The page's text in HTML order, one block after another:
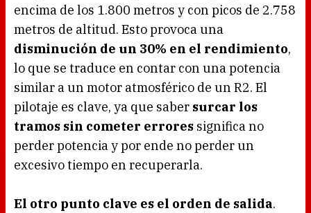
encima de los 1.800 metros y con picos de 2.758
metros de altitud. Esto provoca una
disminución de un 30% en el rendimiento,
lo que se traduce en contar con una potencia
similar a un motor atmosférico de un R2. El
pilotaje es clave, ya que saber surcar los
tramos sin cometer errores significa no
perder potencia y por ende no perder un
excesivo tiempo en recuperarla.
El otro punto clave es el orden de salida.